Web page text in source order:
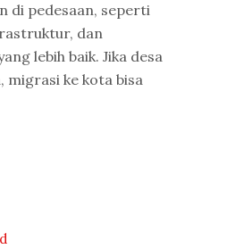
di pedesaan, seperti
dan
lebih baik. Jika desa
migrasi ke kota bisa